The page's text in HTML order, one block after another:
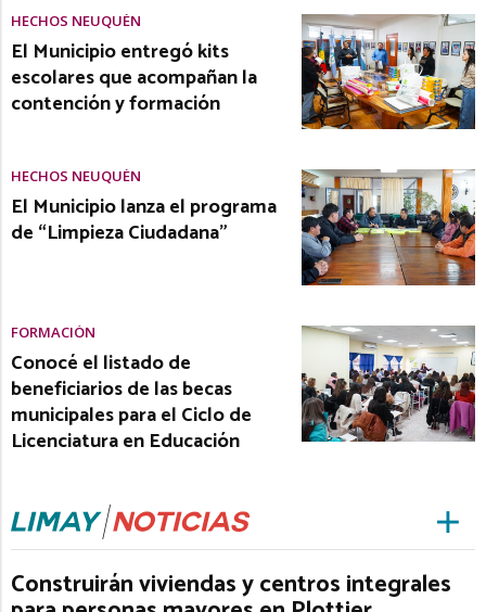
HECHOS NEUQUÉN
El Municipio entregó kits
escolares que acompañan la
contención y formación
HECHOS NEUQUÉN
El Municipio lanza el programa
de “Limpieza Ciudadana”
FORMACIÓN
Conocé el listado de
beneficiarios de las becas
municipales para el Ciclo de
Licenciatura en Educación
Construirán viviendas y centros integrales